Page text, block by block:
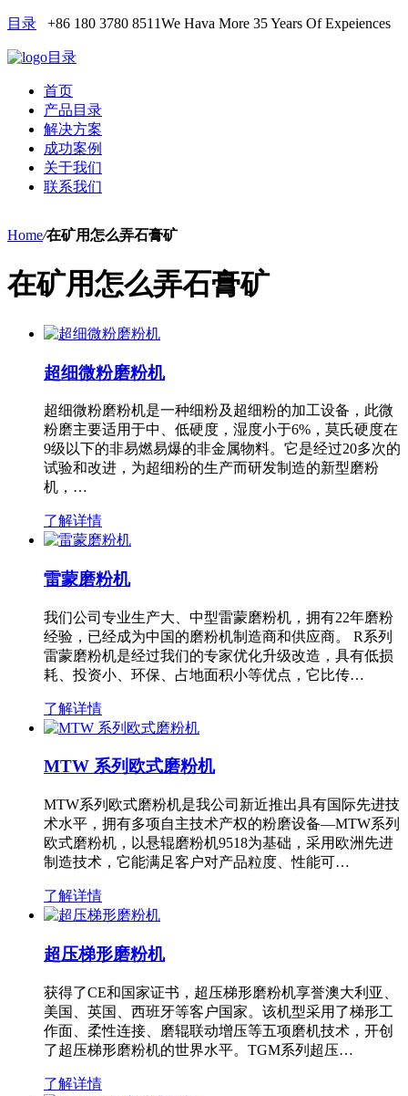
目录 +86 180 3780 8511We Hava More 35 Years Of Expeiences
目录
首页
产品目录
解决方案
成功案例
关于我们
联系我们
Home/在矿用怎么弄石膏矿
在矿用怎么弄石膏矿
超细微粉磨粉机
超细微粉磨粉机是一种细粉及超细粉的加工设备，此微
粉磨主要适用于中、低硬度，湿度小于6%，莫氏硬度在
9级以下的非易燃易爆的非金属物料。它是经过20多次的
试验和改进，为超细粉的生产而研发制造的新型磨粉
机，…
了解详情
雷蒙磨粉机
我们公司专业生产大、中型雷蒙磨粉机，拥有22年磨粉
经验，已经成为中国的磨粉机制造商和供应商。 R系列
雷蒙磨粉机是经过我们的专家优化升级改造，具有低损
耗、投资小、环保、占地面积小等优点，它比传…
了解详情
MTW 系列欧式磨粉机
MTW系列欧式磨粉机是我公司新近推出具有国际先进技
术水平，拥有多项自主技术产权的粉磨设备—MTW系列
欧式磨粉机，以悬辊磨粉机9518为基础，采用欧洲先进
制造技术，它能满足客户对产品粒度、性能可…
了解详情
超压梯形磨粉机
获得了CE和国家证书，超压梯形磨粉机享誉澳大利亚、
美国、英国、西班牙等客户国家。该机型采用了梯形工
作面、柔性连接、磨辊联动增压等五项磨机技术，开创
了超压梯形磨粉机的世界水平。TGM系列超压…
了解详情